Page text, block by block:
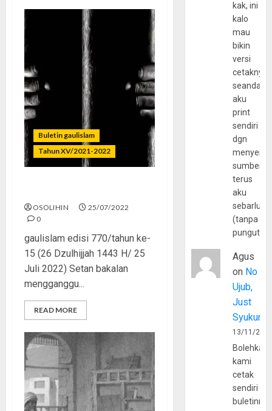
Buletin gaulislam
Tahun XV/2021-2022
OSOLIHIN
25/07/2022
0
gaulislam edisi 770/tahun ke-
15 (26 Dzulhijjah 1443 H/ 25
Juli 2022) Setan bakalan
mengganggu...
READ MORE
kak, ini
kalo
mau
bikin
versi
cetaknya
aku
print
sendiri
dgn
sumber
terus
aku
(tanpa
Agus
on No
Ujub,
Just
Syukur
13/11/
Bolehkah
kami
cetak
sendiri